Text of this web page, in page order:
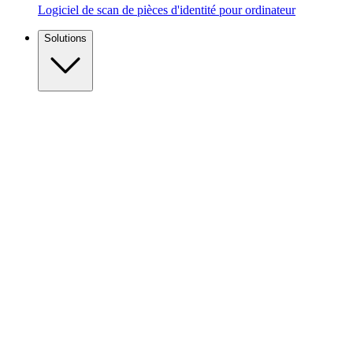
Logiciel de scan de pièces d'identité pour ordinateur
Solutions